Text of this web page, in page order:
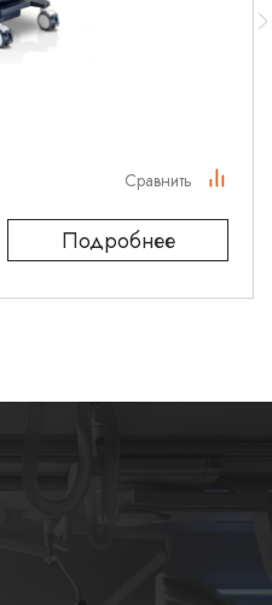
Подробнее
Сравнить